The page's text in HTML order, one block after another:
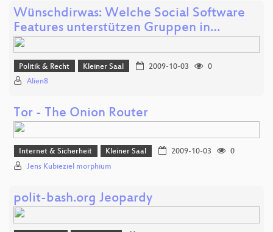
Wünschdirwas: Welche Social Software
Features unterstützen Gruppen in…
Politik & Recht Kleiner Saal 2009-10-03
0
Alien8
Tor - The Onion Router
Internet & Sicherheit Kleiner Saal 2009-10-03
0
Jens Kubieziel morphium
polit-bash.org Jeopardy